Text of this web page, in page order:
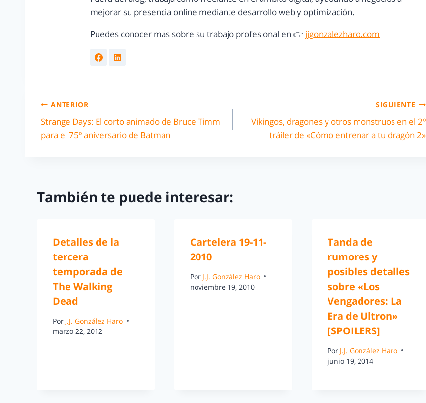
mejorar su presencia online mediante desarrollo web y optimización.
Puedes conocer más sobre su trabajo profesional en 👉 jjgonzalezharo.com
ANTERIOR
Strange Days: El corto animado de Bruce Timm
para el 75º aniversario de Batman
SIGUIENTE
Vikingos, dragones y otros monstruos en el 2º
tráiler de «Cómo entrenar a tu dragón 2»
También te puede interesar:
Detalles de la
tercera
temporada de
The Walking
Dead
Por J.J. González Haro
marzo 22, 2012
Cartelera 19-11-
2010
Por J.J. González Haro
noviembre 19, 2010
Tanda de
rumores y
posibles detalles
sobre «Los
Vengadores: La
Era de Ultron»
[SPOILERS]
Por J.J. González Haro
junio 19, 2014